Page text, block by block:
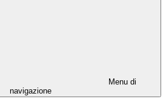
Menu di
navigazione